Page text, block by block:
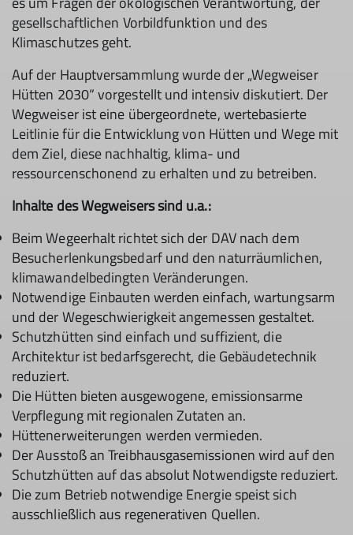
gesellschaftlichen Vorbildfunktion und des
Klimaschutzes geht.
Auf der Hauptversammlung wurde der „Wegweiser
Hütten 2030“ vorgestellt und intensiv diskutiert. Der
Wegweiser ist eine übergeordnete, wertebasierte
Leitlinie für die Entwicklung von Hütten und Wege mit
dem Ziel, diese nachhaltig, klima- und
ressourcenschonend zu erhalten und zu betreiben.
Inhalte des Wegweisers sind u.a.:
Beim Wegeerhalt richtet sich der DAV nach dem
Besucherlenkungsbedarf und den naturräumlichen,
klimawandelbedingten Veränderungen.
Notwendige Einbauten werden einfach, wartungsarm
und der Wegeschwierigkeit angemessen gestaltet.
Schutzhütten sind einfach und suffizient, die
Architektur ist bedarfsgerecht, die Gebäudetechnik
reduziert.
Die Hütten bieten ausgewogene, emissionsarme
Verpflegung mit regionalen Zutaten an.
Hüttenerweiterungen werden vermieden.
Der Ausstoß an Treibhausgasemissionen wird auf den
Schutzhütten auf das absolut Notwendigste reduziert.
Die zum Betrieb notwendige Energie speist sich
ausschließlich aus regenerativen Quellen.